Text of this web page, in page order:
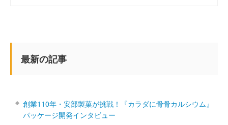
最新の記事
創業110年・安部製菓が挑戦！『カラダに骨骨カルシウム』
パッケージ開発インタビュー